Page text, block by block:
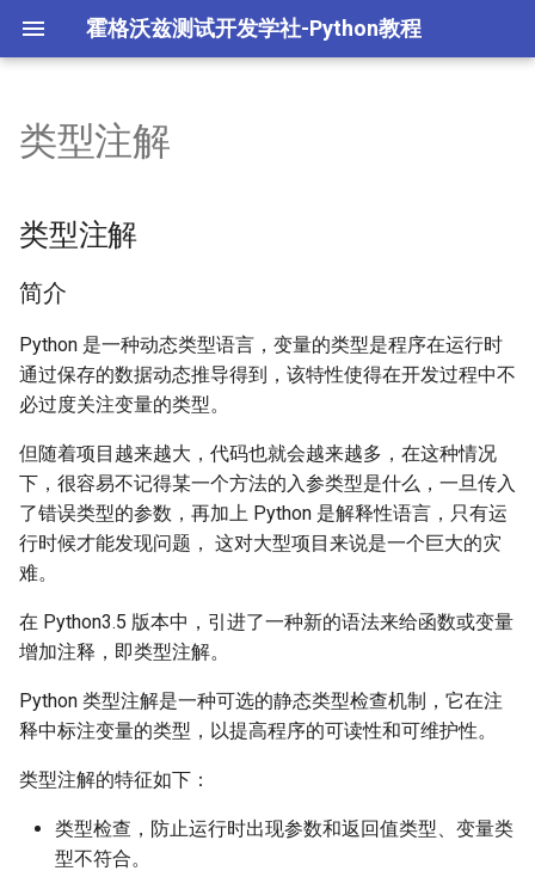
霍格沃兹测试开发学社-Python教程
L1.Python语法与数据结构
基础语法阶段练习
1.4 Python 运算符
数据类型与运算符阶段练
习
1.6 Python 流程控制
1.7 Python 函数
L2.Python面向对象编程
Python 面向对象阶段练习
L3.Python常用模块
random模块
os模块
datetime模块
JSON模块
日志模块
虚拟环境管理
L4.Python高级编程 多任务协程编程
数据库操作
yaml文件处理
Pydantic
Pytest测试框架
L5.AIGC 编程智能体
Python面试重点
类型注解
类型注解
简介
Python 是一种动态类型语言，变量的类型是程序在运行时
通过保存的数据动态推导得到，该特性使得在开发过程中不
必过度关注变量的类型。
但随着项目越来越大，代码也就会越来越多，在这种情况
下，很容易不记得某一个方法的入参类型是什么，一旦传入
了错误类型的参数，再加上 Python 是解释性语言，只有运
行时候才能发现问题， 这对大型项目来说是一个巨大的灾
难。
在 Python3.5 版本中，引进了一种新的语法来给函数或变量
增加注释，即类型注解。
Python 类型注解是一种可选的静态类型检查机制，它在注
释中标注变量的类型，以提高程序的可读性和可维护性。
类型注解的特征如下：
类型检查，防止运行时出现参数和返回值类型、变量类
型不符合。